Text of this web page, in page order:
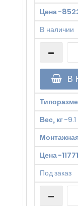
Цена-
В наличии
В
Вес, кг-9.1
Цена-
Под заказ